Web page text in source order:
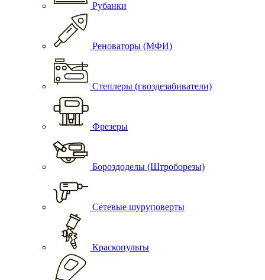
Рубанки
Реноваторы (МФИ)
Степлеры (гвоздезабиватели)
Фрезеры
Бороздоделы (Штроборезы)
Сетевые шуруповерты
Краскопульты